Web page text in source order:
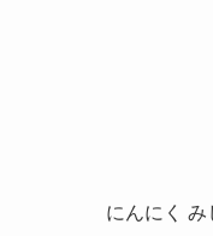
にんにく み